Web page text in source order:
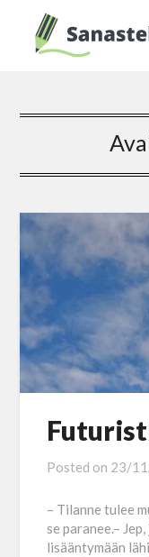
Posted on 23/
– Tilanne tulee
se paranee.–
lisääntymään